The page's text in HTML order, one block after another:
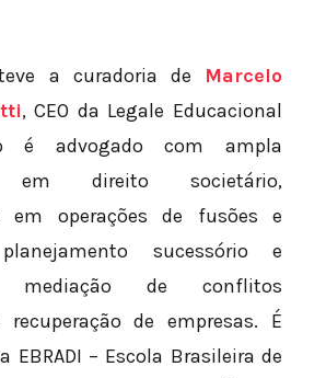
a curadoria de Marcelo
, CEO da Legale Educacional
é advogado com ampla
em direito societário,
em operações de fusões e
sucessório e
mediação de conflitos
de empresas. É
EBRADI – Escola Brasileira de